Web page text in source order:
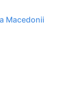
Macedonii